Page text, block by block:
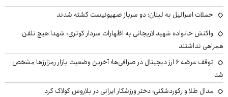
حملات اسرائیل به لبنان؛ دو سرباز صهیونیست کشته شدند
واکنش خانواده شهید لاریجانی به اظهارات سردار کوثری: شهدا هیچ تلفن
همراهی نداشتند
توقف عرضه ۶ ارز دیجیتال در صرافی‌ها؛ آخرین وضعیت بازار رمزارزها مشخص
شد
مدال طلا و رکوردشکنی؛ دختر ورزشکار ایرانی در بلاروس کولاک کرد